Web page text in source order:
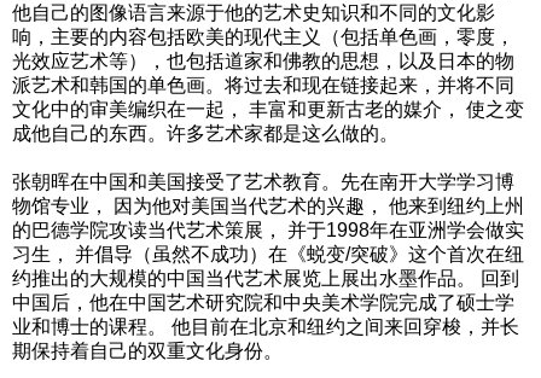
他自己的图像语言来源于他的艺术史知识和不同的文化影
响，主要的内容包括欧美的现代主义（包括单色画，零度，
光效应艺术等），也包括道家和佛教的思想，以及日本的物
派艺术和韩国的单色画。将过去和现在链接起来，并将不同
文化中的审美编织在一起， 丰富和更新古老的媒介， 使之变
成他自己的东西。许多艺术家都是这么做的。
张朝晖在中国和美国接受了艺术教育。先在南开大学学习博
物馆专业， 因为他对美国当代艺术的兴趣， 他来到纽约上州
的巴德学院攻读当代艺术策展， 并于1998年在亚洲学会做实
习生， 并倡导（虽然不成功）在《蜕变/突破》这个首次在纽
约推出的大规模的中国当代艺术展览上展出水墨作品。 回到
中国后，他在中国艺术研究院和中央美术学院完成了硕士学
业和博士的课程。 他目前在北京和纽约之间来回穿梭，并长
期保持着自己的双重文化身份。